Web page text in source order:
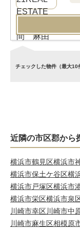
チェックした物件（最大10
近隣の市区郡から
横浜市鶴見区横浜市
横浜市保土ケ谷区横
横浜市戸塚区横浜市
横浜市栄区横浜市泉
川崎市幸区川崎市中
川崎市麻生区相模原